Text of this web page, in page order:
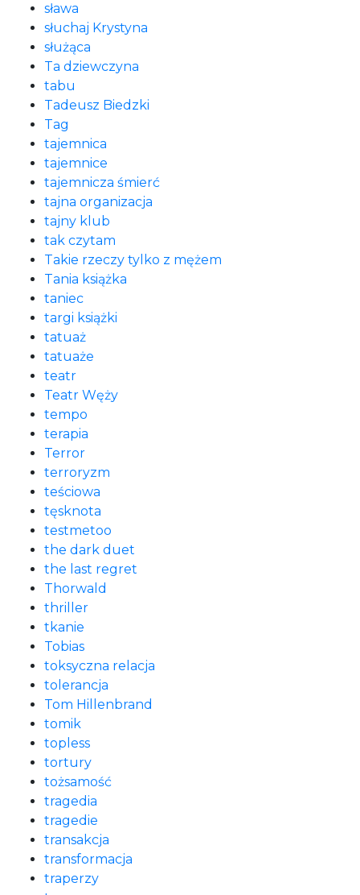
sława
słuchaj Krystyna
służąca
Ta dziewczyna
tabu
Tadeusz Biedzki
Tag
tajemnica
tajemnice
tajemnicza śmierć
tajna organizacja
tajny klub
tak czytam
Takie rzeczy tylko z mężem
Tania książka
taniec
targi książki
tatuaż
tatuaże
teatr
Teatr Węży
tempo
terapia
Terror
terroryzm
teściowa
tęsknota
testmetoo
the dark duet
the last regret
Thorwald
thriller
tkanie
Tobias
toksyczna relacja
tolerancja
Tom Hillenbrand
tomik
topless
tortury
tożsamość
tragedia
tragedie
transakcja
transformacja
traperzy